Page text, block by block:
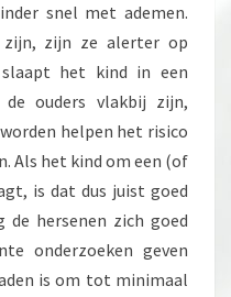
snel met ademen.
zijn, zijn ze alerter op
het kind in een
ouders vlakbij zijn,
helpen het risico
Als het kind om een (of
is dat dus juist goed
hersenen zich goed
onderzoeken geven
is om tot minimaal